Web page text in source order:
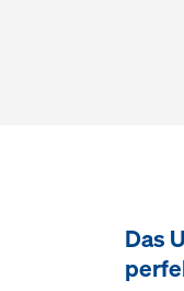
Das